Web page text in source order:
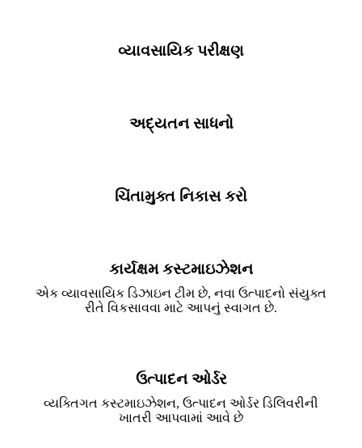
વ્યાવસાયિક પરીક્ષણ
અદ્યતન સાધનો
ચિંતામુક્ત નિકાસ કરો
કાર્યક્ષમ કસ્ટમાઇઝેશન
એક વ્યાવસાયિક ડિઝાઇન ટીમ છે, નવા ઉત્પાદનો સંયુક્ત
રીતે વિકસાવવા માટે આપનું સ્વાગત છે.
ઉત્પાદન ઓર્ડર
વ્યક્તિગત કસ્ટમાઇઝેશન, ઉત્પાદન ઓર્ડર ડિલિવરીની
ખાતરી આપવામાં આવે છે